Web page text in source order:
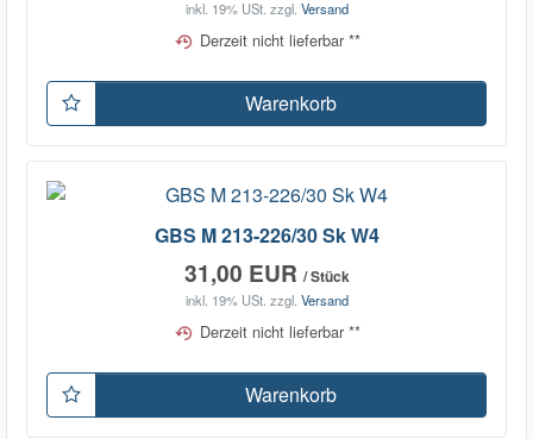
inkl. 19% USt. zzgl. Versand
Derzeit nicht lieferbar **
Warenkorb
GBS M 213-226/30 Sk W4
31,00 EUR / Stück
inkl. 19% USt. zzgl. Versand
Derzeit nicht lieferbar **
Warenkorb